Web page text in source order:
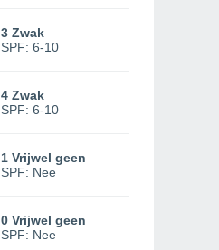
3 Zwak
SPF: 6-10
4 Zwak
SPF: 6-10
1 Vrijwel geen
SPF: Nee
0 Vrijwel geen
SPF: Nee